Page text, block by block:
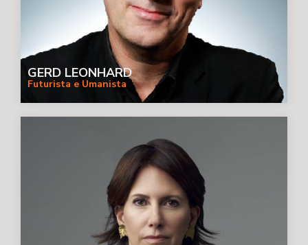
GERD LEONHARD
Futurista e Umanista